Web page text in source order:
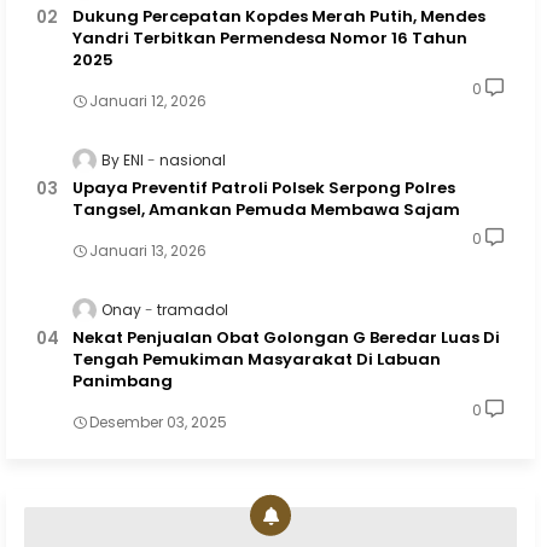
Dukung Percepatan Kopdes Merah Putih, Mendes
Yandri Terbitkan Permendesa Nomor 16 Tahun
2025
Januari 12, 2026
0
By ENI nasional
Upaya Preventif Patroli Polsek Serpong Polres
Tangsel, Amankan Pemuda Membawa Sajam
Januari 13, 2026
0
Onay tramadol
Nekat Penjualan Obat Golongan G Beredar Luas Di
Tengah Pemukiman Masyarakat Di Labuan
Panimbang
Desember 03, 2025
0